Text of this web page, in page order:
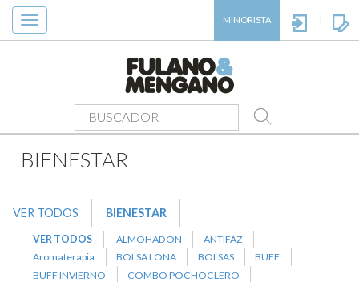
Toggle
navigation
MINORISTA
BIENESTAR>ESCONDEROPA
BIENESTAR
VER TODOS BIENESTAR
VER TODOS ALMOHADON
ANTIFAZ
Aromaterapia
BOLSA LONA BOLSAS
BUFF
BUFF INVIERNO
COMBO POCHOCLERO